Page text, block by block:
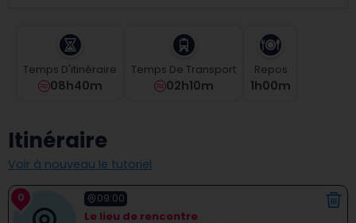
the
question
to
get
the
keyboard
shortcuts
for
Temps D'itinéraire
08h40m
Temps De Transport
02h10m
Repos
1H00M
Itinéraire
Voir à nouveau le tutoriel
0 09:00
Le lieu de rencontre